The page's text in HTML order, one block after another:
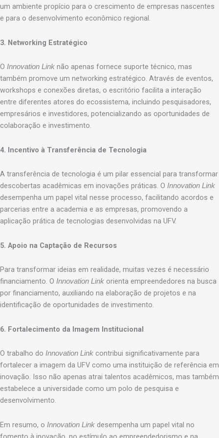
um ambiente propício para o crescimento de empresas nascentes
e para o desenvolvimento econômico regional.
3. Networking Estratégico
O Innovation Link não apenas fornece suporte técnico, mas
também promove um networking estratégico. Através de eventos,
workshops e conexões diretas, o escritório facilita a interação
entre diferentes atores do ecossistema, incluindo pesquisadores,
empresários e investidores, potencializando as oportunidades de
colaboração e investimento.
4. Incentivo à Transferência de Tecnologia
A transferência de tecnologia é um pilar essencial para transformar
descobertas acadêmicas em inovações práticas. O Innovation Link
desempenha um papel vital nesse processo, facilitando acordos e
parcerias entre a academia e as empresas, promovendo a
aplicação prática de tecnologias desenvolvidas na UFV.
5. Apoio na Captação de Recursos
Para transformar ideias em realidade, muitas vezes é necessário
financiamento. O Innovation Link orienta empreendedores na busca
por financiamento, auxiliando na elaboração de projetos e na
identificação de oportunidades de investimento.
6. Fortalecimento da Imagem Institucional
O trabalho do Innovation Link contribui significativamente para
fortalecer a imagem da UFV como uma instituição de referência em
inovação. Isso não apenas atrai talentos acadêmicos, mas também
estabelece a universidade como um polo de pesquisa e
desenvolvimento.
Em resumo, o Innovation Link desempenha um papel vital no